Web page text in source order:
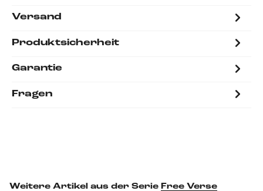
Versand
Produktsicherheit
Garantie
Fragen
Weitere Artikel aus der Serie Free Verse